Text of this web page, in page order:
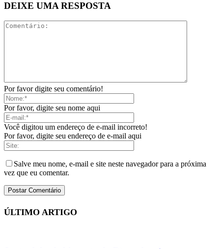
DEIXE UMA RESPOSTA
Por favor digite seu comentário!
Por favor, digite seu nome aqui
Você digitou um endereço de e-mail incorreto!
Por favor, digite seu endereço de e-mail aqui
Salve meu nome, e-mail e site neste navegador para a próxima
vez que eu comentar.
ÚLTIMO ARTIGO